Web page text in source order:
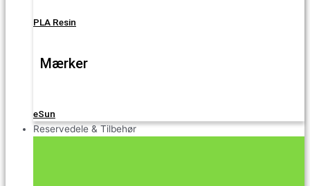
PLA Resin
Mærker
eSun
Reservedele & Tilbehør